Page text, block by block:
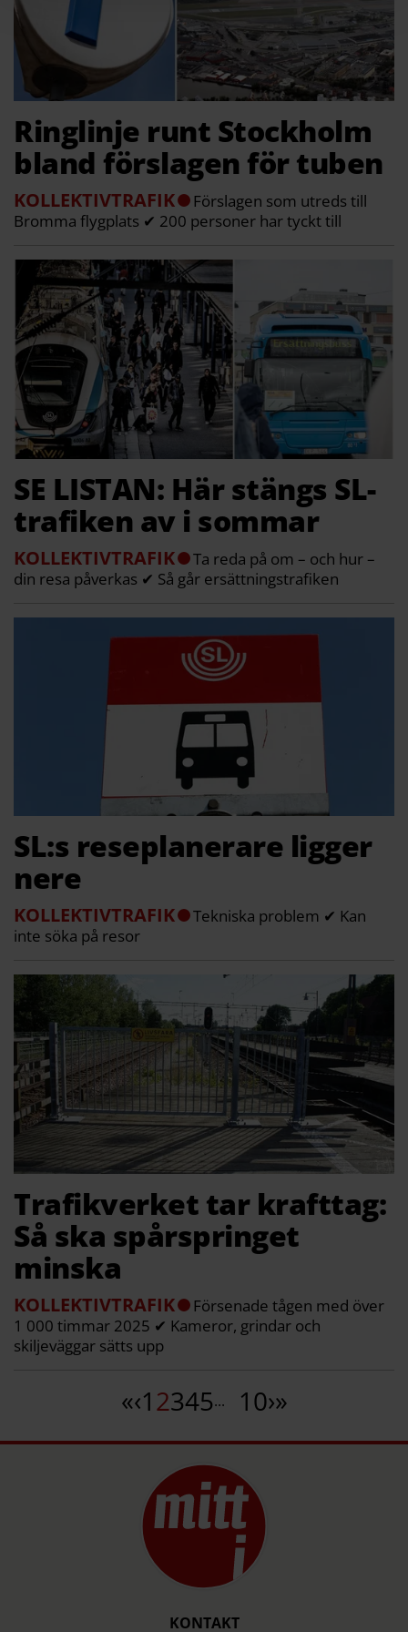
Ringlinje runt Stockholm
bland förslagen för tuben
KOLLEKTIVTRAFIK
Förslagen som utreds till
Bromma flygplats ✔ 200 personer har tyckt till
SE LISTAN: Här stängs SL-
trafiken av i sommar
KOLLEKTIVTRAFIK
Ta reda på om – och hur –
din resa påverkas ✔ Så går ersättningstrafiken
SL:s reseplanerare ligger
nere
KOLLEKTIVTRAFIK
Tekniska problem ✔ Kan
inte söka på resor
Trafikverket tar krafttag:
Så ska spårspringet
minska
KOLLEKTIVTRAFIK
Försenade tågen med över
1 000 timmar 2025 ✔ Kameror, grindar och
skiljeväggar sätts upp
«‹12345... 10›»
KONTAKT